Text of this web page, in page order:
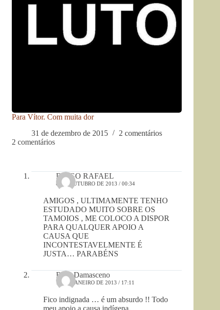
Para Vítor. Com muita dor
31 de dezembro de 2015
2 comentários
2 comentários
DIEGO RAFAEL
8 DE OUTUBRO DE 2013 / 00:34
AMIGOS , ULTIMAMENTE TENHO
ESTUDADO MUITO SOBRE OS
TAMOIOS , ME COLOCO A DISPOR
PARA QUALQUER APOIO A
CAUSA QUE
INCONTESTAVELMENTE É
JUSTA… PARABÉNS
Rosa Damasceno
12 DE JANEIRO DE 2013 / 17:11
Fico indignada … é um absurdo !! Todo